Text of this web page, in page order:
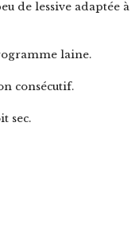
de lessive adaptée
laine.
consécutif.
sec.